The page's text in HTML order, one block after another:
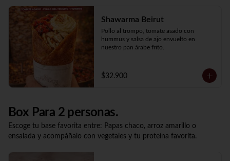
Shawarma Beirut
Pollo al trompo, tomate asado con
hummus y salsa de ajo envuelto en
nuestro pan árabe frito.
$32.900
Box Para 2 personas.
Escoge tu base favorita entre: Papas chaco, arroz amarillo o
ensalada y acompáñalo con vegetales y tu proteína favorita.